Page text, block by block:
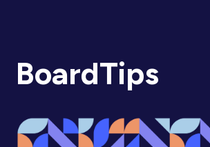
BoardTips